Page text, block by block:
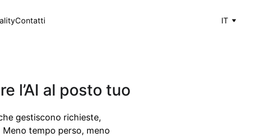
Contatti IT
l’AI al posto tuo
gestiscono richieste,
tempo perso, meno